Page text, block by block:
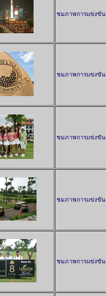
ชมภาพการแข่งขัน
ชมภาพการแข่งขัน
ชมภาพการแข่งขัน
ชมภาพการแข่งขัน
ชมภาพการแข่งขัน